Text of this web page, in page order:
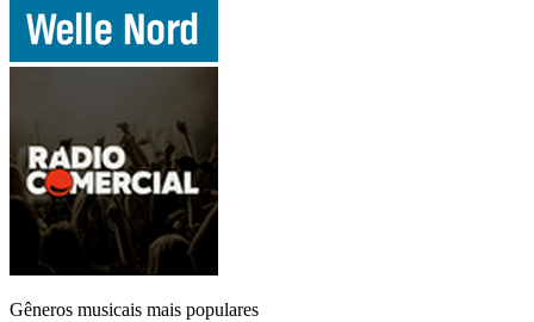
Gêneros musicais mais populares